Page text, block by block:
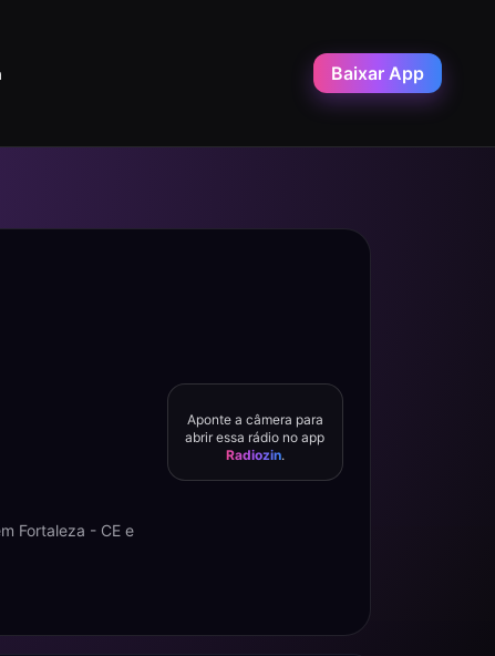
Baixar App
Fortaleza - CE e
Aponte a câmera para
abrir essa rádio no app
Radiozin.